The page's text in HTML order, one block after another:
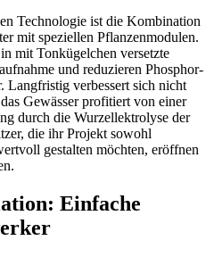
Technologie ist die Kombination
mit speziellen Pflanzenmodulen.
mit Tonkügelchen versetzte
und reduzieren Phosphor-
Langfristig verbessert sich nicht
Gewässer profitiert von einer
durch die Wurzellektrolyse der
die ihr Projekt sowohl
gestalten möchten, eröffnen
Einfache